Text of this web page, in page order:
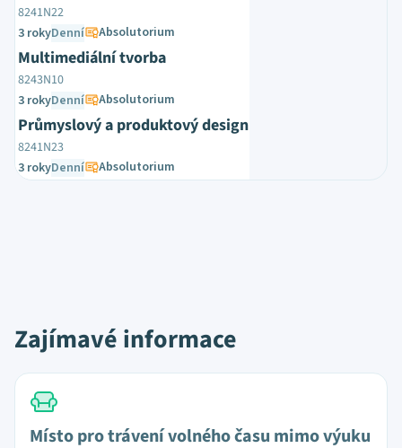
8241N22
3 rokyDenní Absolutorium
Multimediální tvorba
8243N10
3 rokyDenní Absolutorium
Průmyslový a produktový design
8241N23
3 rokyDenní Absolutorium
Zajímavé informace
Místo pro trávení volného času mimo výuku